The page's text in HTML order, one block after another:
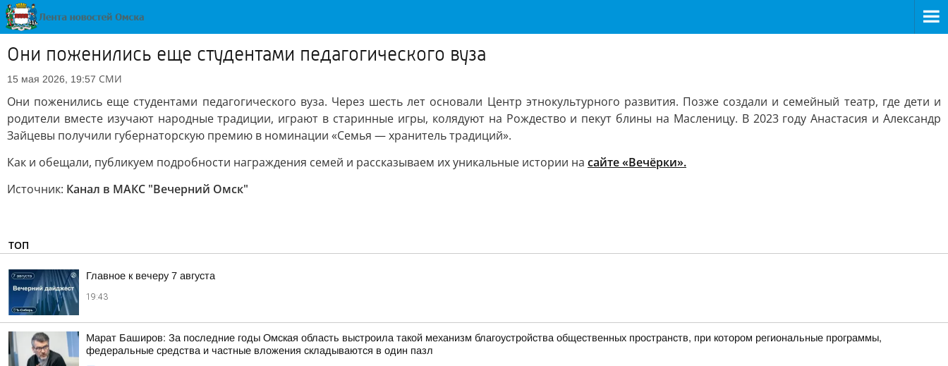
Они поженились еще студентами педагогического вуза
15 мая 2026, 19:57 СМИ
Они поженились еще студентами педагогического вуза. Через шесть лет основали Центр этнокультурного развития. Позже создали и семейный театр, где дети и
родители вместе изучают народные традиции, играют в старинные игры, колядуют на Рождество и пекут блины на Масленицу. В 2023 году Анастасия и Александр
Зайцевы получили губернаторскую премию в номинации «Семья — хранитель традиций».
Как и обещали, публикуем подробности награждения семей и рассказываем их уникальные истории на сайте «Вечёрки».
Источник: Канал в МАКС "Вечерний Омск"
ТОП
Главное к вечеру 7 августа
19:43
Марат Баширов: За последние годы Омская область выстроила такой механизм благоустройства общественных пространств, при котором региональные программы,
федеральные средства и частные вложения складываются в один пазл